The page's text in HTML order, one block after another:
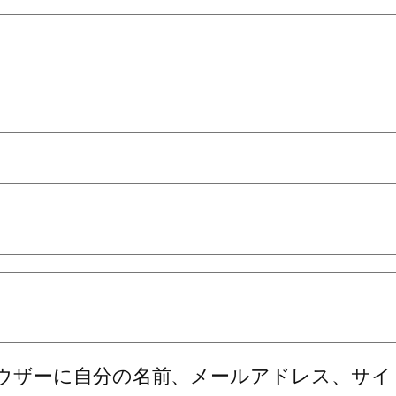
ーに自分の名前、メールアドレス、サイ